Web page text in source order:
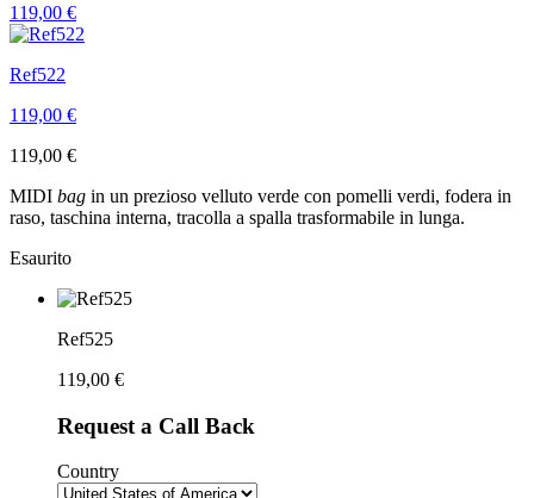
119,00 €
Ref522
119,00 €
119,00 €
MIDI bag in un prezioso velluto verde con pomelli verdi, fodera in
raso, taschina interna, tracolla a spalla trasformabile in lunga.
Esaurito
Ref525
119,00 €
Request a Call Back
Country